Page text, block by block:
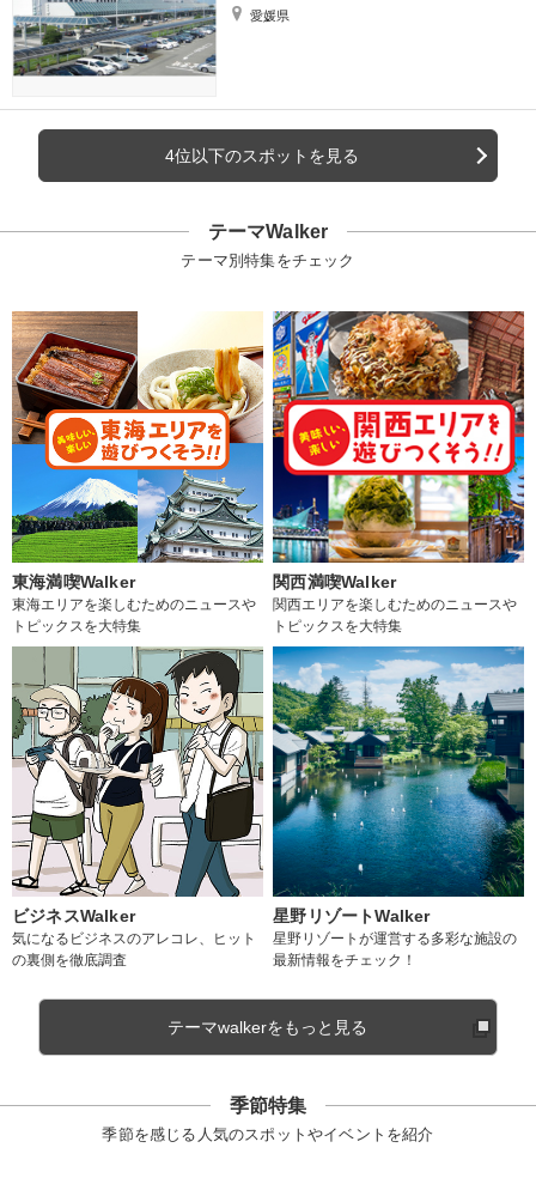
愛媛県
4位以下のスポットを見る
テーマWalker
テーマ別特集をチェック
東海満喫Walker
東海エリアを楽しむためのニュースや
トピックスを大特集
関西満喫Walker
関西エリアを楽しむためのニュースや
トピックスを大特集
ビジネスWalker
気になるビジネスのアレコレ、ヒット
の裏側を徹底調査
星野リゾートWalker
星野リゾートが運営する多彩な施設の
最新情報をチェック！
テーマwalkerをもっと見る
季節特集
季節を感じる人気のスポットやイベントを紹介